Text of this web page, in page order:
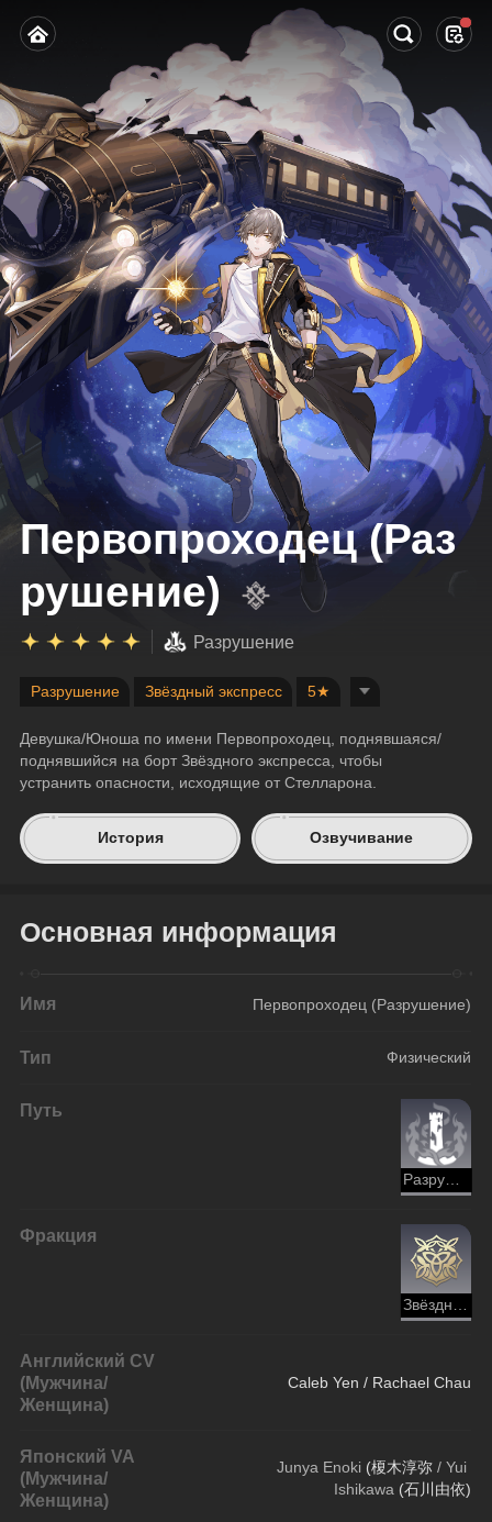
Первопроходец (Раз
рушение)
Разрушение
Разрушение Звёздный экспресс 5★
Девушка/Юноша по имени Первопроходец, поднявшаяся/
поднявшийся на борт Звёздного экспресса, чтобы
устранить опасности, исходящие от Стелларона.
История Озвучивание
Основная информация
Имя Первопроходец (Разрушение)
Тип Физический
Путь
Разрушение
Фракция
Звёздный экспресс (Освоение)
Английский СV
(Мужчина/
Женщина)
Caleb Yen / Rachael Chau
Японский VA
(Мужчина/
Женщина)
Junya Enoki (榎木淳弥 / Yui
Ishikawa (石川由依)